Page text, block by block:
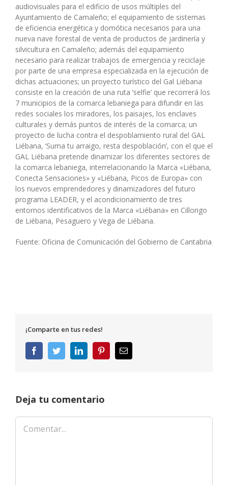
audiovisuales para el edificio de usos múltiples del
Ayuntamiento de Camaleño; el equipamiento de sistemas
de eficiencia energética y domótica necesarios para una
nueva nave forestal de venta de productos de jardinería y
silvicultura en Camaleño; además del equipamiento
necesario para realizar trabajos de emergencia y reciclaje
por parte de una empresa especializada en la ejecución de
dichas actuaciones; un proyecto turístico del Gal Liébana
consiste en la creación de una ruta ‘selfie’ que recorrerá los
7 municipios de la comarca lebaniega para difundir en las
redes sociales los miradores, los paisajes, los enclaves
culturales y demás puntos de interés de la comarca; un
proyecto de lucha contra el despoblamiento rural del GAL
Liébana, ‘Suma tu arraigo, resta despoblación’, con el que el
GAL Liébana pretende dinamizar los diferentes sectores de
la comarca lebaniega, interrelacionando la Marca «Liébana,
Conecta Sensaciones» y «Liébana, Picos de Europa» con
los nuevos emprendedores y dinamizadores del futuro
programa LEADER, y el acondicionamiento de tres
entornos identificativos de la Marca «Liébana» en Cillorigo
de Liébana, Pesaguero y Vega de Liébana.
Fuente: Oficina de Comunicación del Gobierno de Cantabria
¡Comparte en tus redes!
FacebookTwitterLinkedInPinterestCorreo
electrónico
Deja tu comentario
Comentar